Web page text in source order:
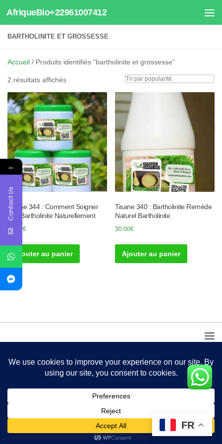
Au dessous du contenu
AfriqueBio+22961007412
BARTHOLINITE ET GROSSESSE
Accueil / Produits identifiés “bartholinite et grossesse”
2 résultats affichésTrié
popularité
Tisane 344 : Comment Soigner
une Bartholinite Naturellement
30.00€
Ajouter au panier
Tisane 340 : Bartholinite Remède
Naturel Bartholinite
30.00€
Ajouter au panier
FR
←
Contact Us